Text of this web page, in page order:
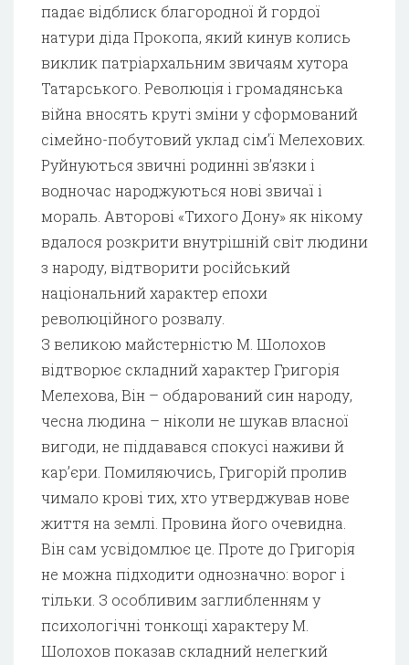
падає відблиск благородної й гордої
натури діда Прокопа, який кинув колись
виклик патріархальним звичаям хутора
Татарського. Революція і громадянська
війна вносять круті зміни у сформований
сімейно-побутовий уклад сім’ї Мелехових.
Руйнуються звичні родинні зв’язки і
водночас народжуються нові звичаї і
мораль. Авторові «Тихого Дону» як нікому
вдалося розкрити внутрішній світ людини
з народу, відтворити російський
національний характер епохи
революційного розвалу.
З великою майстерністю М. Шолохов
відтворює складний характер Григорія
Мелехова, Він – обдарований син народу,
чесна людина – ніколи не шукав власної
вигоди, не піддавався спокусі наживи й
кар’єри. Помиляючись, Григорій пролив
чимало крові тих, хто утверджував нове
життя на землі. Провина його очевидна.
Він сам усвідомлює це. Проте до Григорія
не можна підходити однозначно: ворог і
тільки. З особливим заглибленням у
психологічні тонкощі характеру М.
Шолохов показав складний нелегкий